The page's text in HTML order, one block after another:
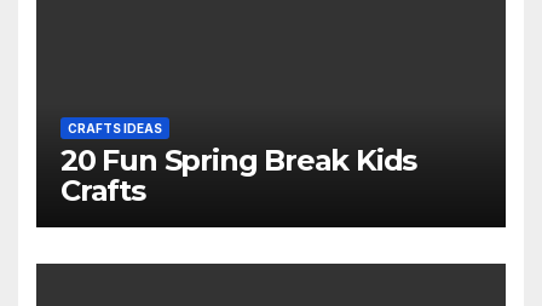
CRAFTS IDEAS
20 Fun Spring Break Kids
Crafts